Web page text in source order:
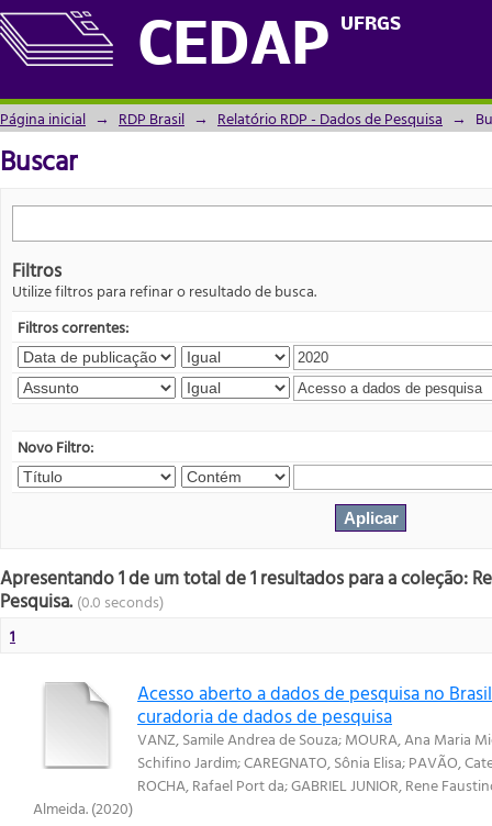
CEDAP UFRGS
Buscar
Página inicial → RDP Brasil → Relatório RDP - Dados de Pesquisa →
Buscar
Filtros
Utilize filtros para refinar o resultado de busca.
Filtros correntes:
Novo Filtro:
Apresentando 1 de um total de 1 resultados para a coleção:
Pesquisa. (0.0 seconds)
1
Acesso aberto a dados de pesquisa no
curadoria de dados de pesquisa
VANZ, Samile Andrea de Souza;MOURA, Ana Maria
Schifino Jardim;CAREGNATO, Sônia Elisa;PAVÃO,
ROCHA, Rafael Port da;GABRIEL JUNIOR, Rene
Almeida.(2020)